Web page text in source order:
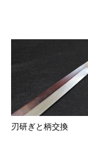
刃研ぎと柄交換